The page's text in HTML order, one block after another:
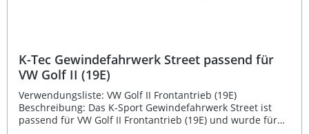
K-Tec Gewindefahrwerk Street passend für
VW Golf II (19E)
Verwendungsliste: VW Golf II Frontantrieb (19E)
Beschreibung: Das K-Sport Gewindefahrwerk Street ist
passend für VW Golf II Frontantrieb (19E) und wurde für